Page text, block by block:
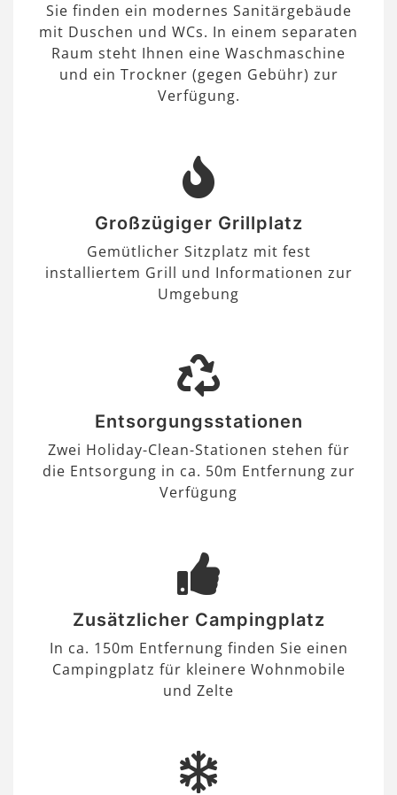
Sie finden ein modernes Sanitärgebäude
mit Duschen und WCs. In einem separaten
Raum steht Ihnen eine Waschmaschine
und ein Trockner (gegen Gebühr) zur
Verfügung.
Großzügiger Grillplatz
Gemütlicher Sitzplatz mit fest
installiertem Grill und Informationen zur
Umgebung
Entsorgungsstationen
Zwei Holiday-Clean-Stationen stehen für
die Entsorgung in ca. 50m Entfernung zur
Verfügung
Zusätzlicher Campingplatz
In ca. 150m Entfernung finden Sie einen
Campingplatz für kleinere Wohnmobile
und Zelte